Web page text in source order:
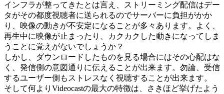
インフラが整ってきたとは言え、ストリーミング配信はデー
タがその都度視聴者に送られるのでサーバーに負担がかか
り、映像の動きが不安定になることが多々あります。よく、
再生中に映像が止まったり、カクカクした動きになってしま
うことに覚えがないでしょうか？
しかし、ダウンロードしたものを見る場合にはその心配はな
く、発信側の意図通りに伝えることが出来ます。勿論、受信
するユーザー側もストレスなく視聴することが出来ます。
そして何よりVideocastの最大の特徴は、さきほど挙げたよう